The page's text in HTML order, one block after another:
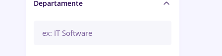
Brașov
Bacău
Departamente